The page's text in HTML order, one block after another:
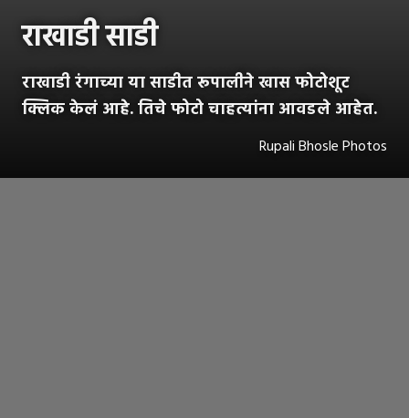
राखाडी साडी
राखाडी रंगाच्या या साडीत रूपालीने खास फोटोशूट
क्लिक केलं आहे. तिचे फोटो चाहत्यांना आवडले आहेत.
Rupali Bhosle Photos